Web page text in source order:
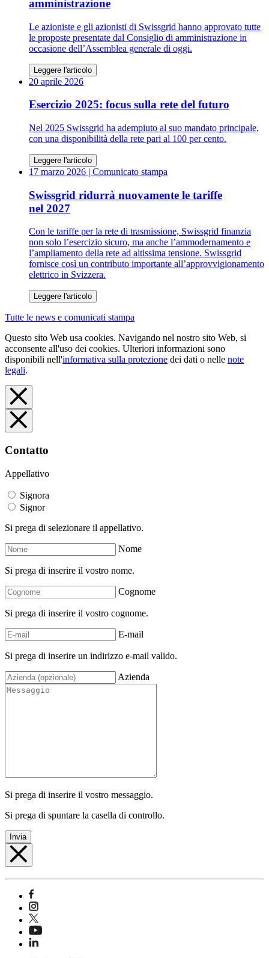
amministrazione
Le azioniste e gli azionisti di Swissgrid hanno approvato tutte
le proposte presentate dal Consiglio di amministrazione in
occasione dell’Assemblea generale di oggi.
Leggere l'articolo
20 aprile 2026
Esercizio 2025: focus sulla rete del futuro
Nel 2025 Swissgrid ha adempiuto al suo mandato principale,
con una disponibilità della rete pari al 100 per cento.
Leggere l'articolo
17 marzo 2026 | Comunicato stampa
Swissgrid ridurrà nuovamente le tariffe
nel 2027
Con le tariffe per la rete di trasmissione, Swissgrid finanzia
non solo l’esercizio sicuro, ma anche l’ammodernamento e
l’ampliamento della rete ad altissima tensione. Swissgrid
fornisce così un contributo importante all’approvvigionamento
elettrico in Svizzera.
Leggere l'articolo
Tutte le news e comunicati stampa
Questo sito Web usa cookies. Navigando nel nostro sito Web, si
acconsente all'uso dei cookies. Ulteriori informazioni sono
disponibili nell'informativa sulla protezione dei dati o nelle note
legali.
Contatto
Appellativo
Signora
Signor
Si prega di selezionare il appellativo.
Nome
Si prega di inserire il vostro nome.
Cognome
Si prega di inserire il vostro cognome.
E-mail
Si prega di inserire un indirizzo e-mail valido.
Azienda
Si prega di inserire il vostro messaggio.
Si prega di spuntare la casella di controllo.
Invia